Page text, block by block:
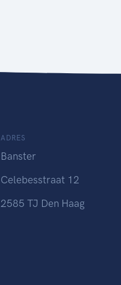
ADRES
Banster
Celebesstraat 12
2585 TJ Den Haag